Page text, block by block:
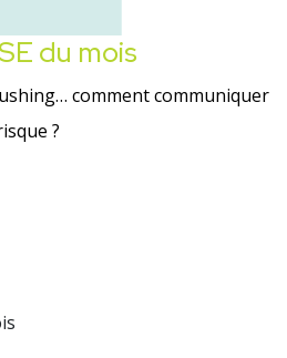
du mois
comment communiquer
?